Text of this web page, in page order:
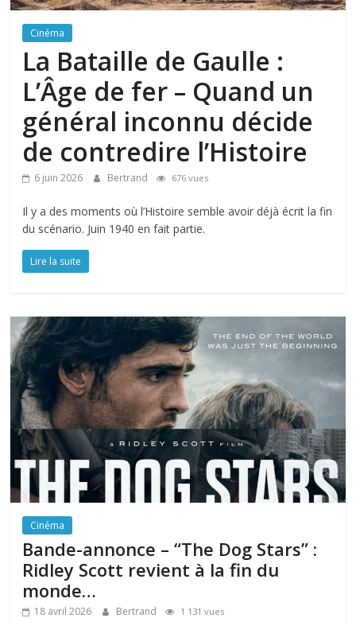
Cinéma
La Bataille de Gaulle :
L’Âge de fer – Quand un
général inconnu décide
de contredire l’Histoire
6 juin 2026 Bertrand 676 vues
Il y a des moments où l’Histoire semble avoir déjà écrit la fin
du scénario. Juin 1940 en fait partie.
Lire la suite
Cinéma
Bande-annonce – “The Dog Stars” :
Ridley Scott revient à la fin du
monde…
18 avril 2026 Bertrand 1 131 vues